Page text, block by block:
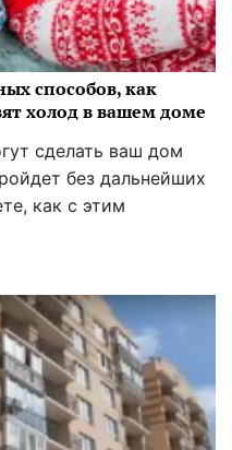
способов, как
холод в вашем доме
сделать ваш дом
без дальнейших
как с этим